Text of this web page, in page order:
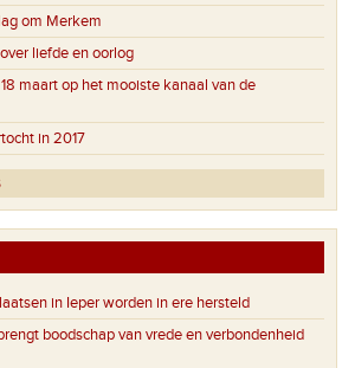
om Merkem
liefde en oorlog
maart op het mooiste kanaal van de
in 2017
in Ieper worden in ere hersteld
boodschap van vrede en verbondenheid